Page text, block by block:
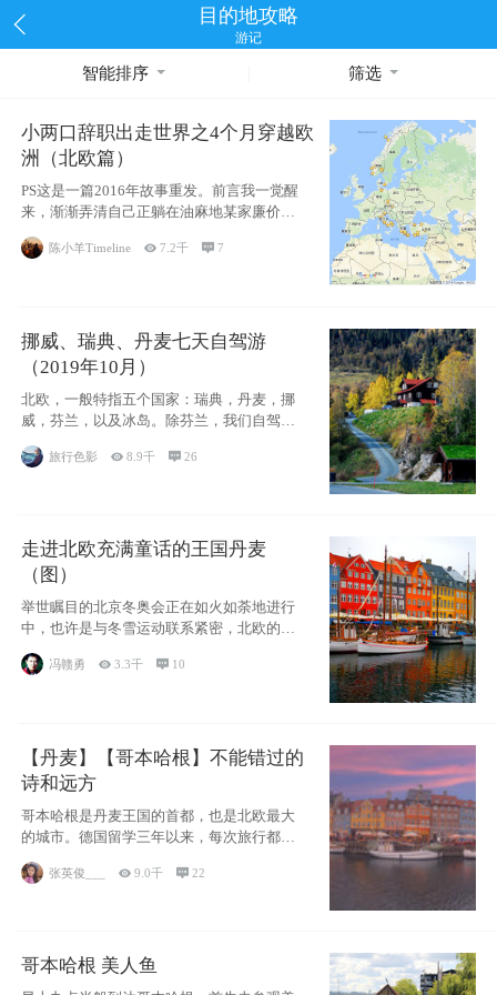
目的地攻略
游记
智能排序 筛选
小两口辞职出走世界之4个月穿越欧
洲（北欧篇）
PS这是一篇2016年故事重发。前言我一觉醒
来，渐渐弄清自己正躺在油麻地某家廉价宾
馆
陈小羊Timeline 7.2千 7
挪威、瑞典、丹麦七天自驾游
（2019年10月）
北欧，一般特指五个国家：瑞典，丹麦，挪
威，芬兰，以及冰岛。除芬兰，我们自驾游
旅行色影 8.9千 26
走进北欧充满童话的王国丹麦
（图）
举世瞩目的北京冬奥会正在如火如荼地进行
中，也许是与冬雪运动联系紧密，北欧的一
些国家因
冯赣勇 3.3千  10
【丹麦】【哥本哈根】不能错过的
诗和远方
哥本哈根是丹麦王国的首都，也是北欧最大
的城市。德国留学三年以来，每次旅行都是
张英俊___ 9.0千 22
哥本哈根 美人鱼